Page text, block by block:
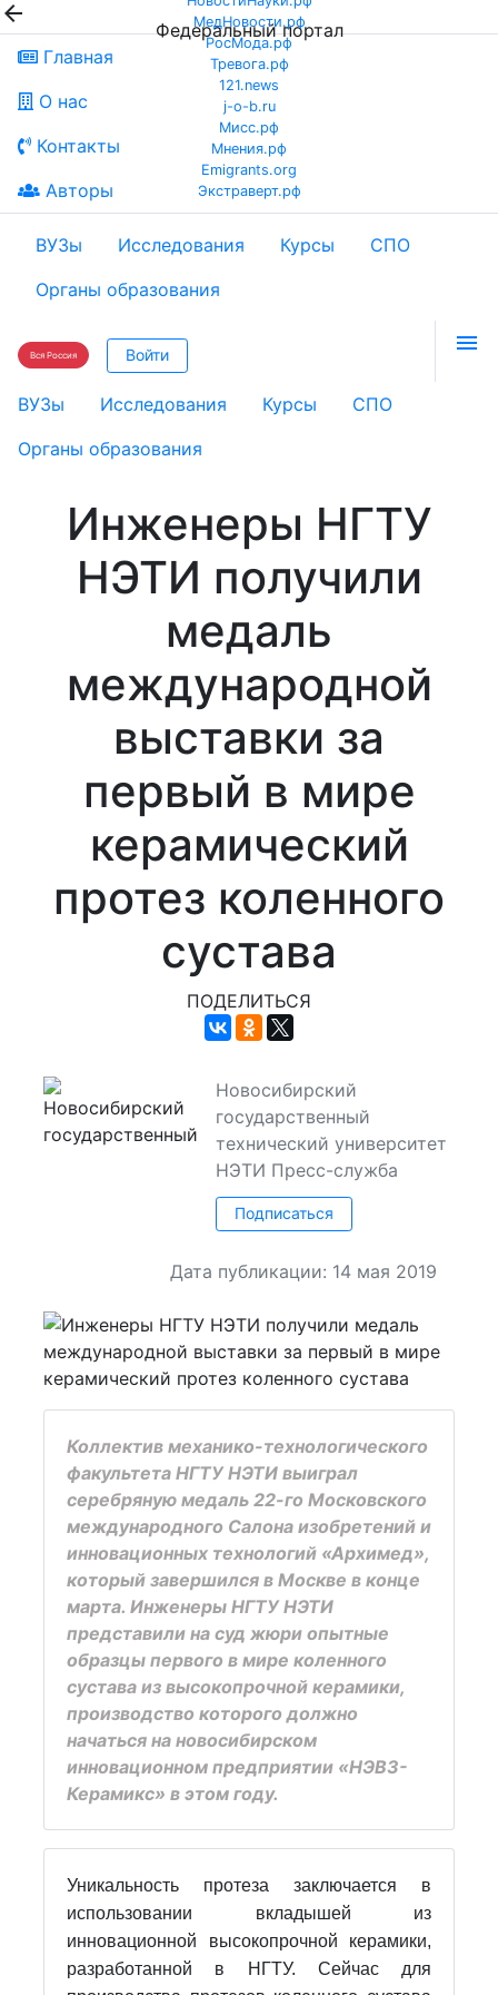
Федеральный портал

Главная
О нас
Контакты
Авторы
МедНовости.рф
РосМода.рф
Тревога.рф
121.news
j-o-b.ru
Мисс.рф
Мнения.рф
Emigrants.org
Экстраверт.рф
ВУЗы Исследования Курсы
СПО
Органы образования
Вся Россия Войти 
ВУЗы Исследования Курсы
СПО
Органы образования
Инженеры НГТУ
НЭТИ получили
медаль
международной
выставки за
первый в мире
керамический
протез коленного
сустава
ПОДЕЛИТЬСЯ
Новосибирский
государственный
технический университет
НЭТИ Пресс-служба
Подписаться
Дата публикации: 14 мая 2019
Коллектив механико-технологического
факультета НГТУ НЭТИ выиграл
серебряную медаль 22-го Московского
международного Салона изобретений и
инновационных технологий «Архимед»,
который завершился в Москве в конце
марта. Инженеры НГТУ НЭТИ
представили на суд жюри опытные
образцы первого в мире коленного
сустава из высокопрочной керамики,
производство которого должно
начаться на новосибирском
инновационном предприятии «НЭВЗ-
Керамикс» в этом году.
Уникальность протеза заключается в
использовании вкладышей из
инновационной высокопрочной керамики,
разработанной в НГТУ. Сейчас для